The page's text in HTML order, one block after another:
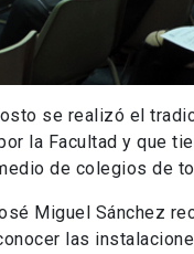
se realizó el
la Facultad y que
de colegios de
Miguel Sánchez
las